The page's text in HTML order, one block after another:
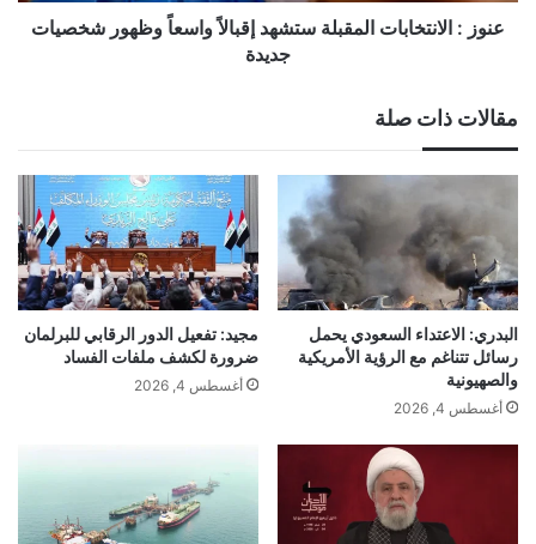
جديدة
عنوز : الانتخابات المقبلة ستشهد إقبالاً واسعاً وظهور شخصيات
جديدة
مقالات ذات صلة
البدري: الاعتداء السعودي يحمل
رسائل تتناغم مع الرؤية الأمريكية
والصهيونية
أغسطس 4, 2026
مجيد: تفعيل الدور الرقابي للبرلمان
ضرورة لكشف ملفات الفساد
أغسطس 4, 2026